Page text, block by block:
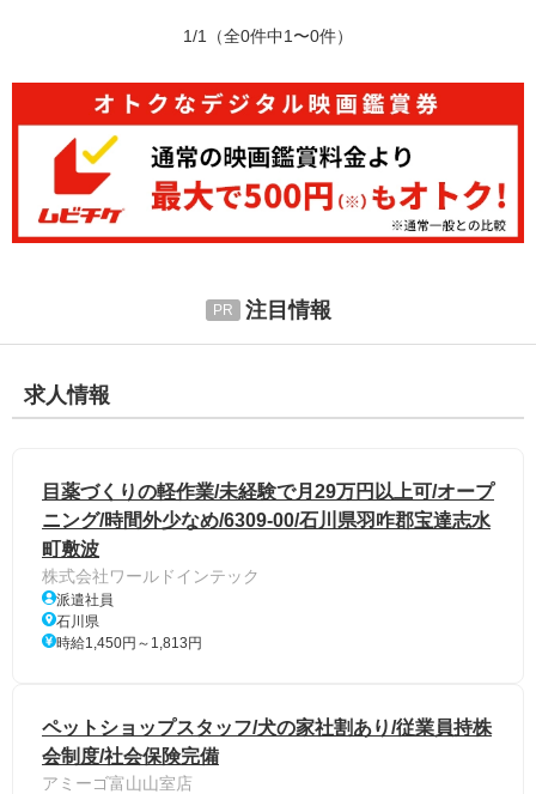
1/1 （全0件中1〜0件）
注目情報
求人情報
目薬づくりの軽作業/未経験で月29万円以上可/オープ
ニング/時間外少なめ/6309-00/石川県羽咋郡宝達志水
町敷波
株式会社ワールドインテック
派遣社員
石川県
時給1,450円～1,813円
ペットショップスタッフ/犬の家社割あり/従業員持株
会制度/社会保険完備
アミーゴ富山山室店